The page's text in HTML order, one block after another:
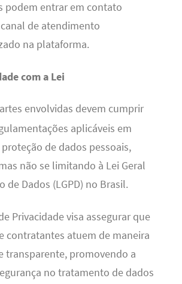
podem entrar em contato
de atendimento
na plataforma.
com a Lei
envolvidas devem cumprir
aplicáveis em
de dados pessoais,
não se limitando à Lei Geral
de Dados (LGPD) no Brasil.
Privacidade visa assegurar que
contratantes atuem de maneira
transparente, promovendo a
no tratamento de dados